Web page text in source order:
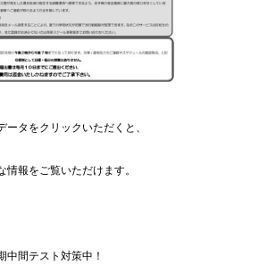
タをクリックいただくと、
情報をご覧いただけます。
間テスト対策中！